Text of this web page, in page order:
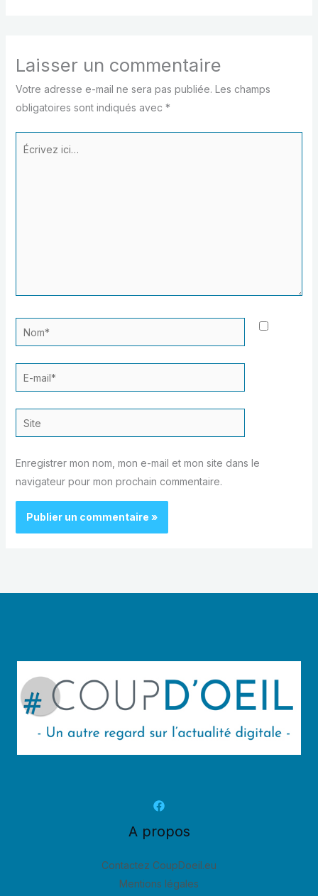
Laisser un commentaire
Votre adresse e-mail ne sera pas publiée. Les champs
obligatoires sont indiqués avec *
Nom*
E-
mail*
Site
Enregistrer mon nom, mon e-mail et mon site dans le
navigateur pour mon prochain commentaire.
A propos
Contactez CoupDoeil.eu
Mentions légales